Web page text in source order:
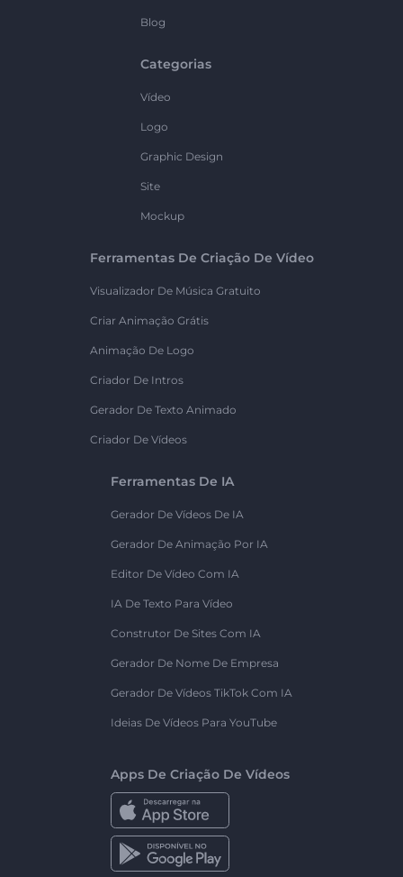
Blog
Categorias
Vídeo
Logo
Graphic Design
Site
Mockup
Ferramentas De Criação De Vídeo
Visualizador De Música Gratuito
Criar Animação Grátis
Animação De Logo
Criador De Intros
Gerador De Texto Animado
Criador De Vídeos
Ferramentas De IA
Gerador De Vídeos De IA
Gerador De Animação Por IA
Editor De Vídeo Com IA
IA De Texto Para Vídeo
Construtor De Sites Com IA
Gerador De Nome De Empresa
Gerador De Vídeos TikTok Com IA
Ideias De Vídeos Para YouTube
Apps De Criação De Vídeos